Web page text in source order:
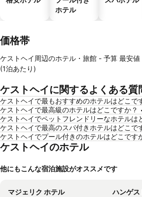
ホテル
価格帯
ケストヘイ周辺のホテル・旅館 - 予算 最安値
(1泊あたり)
ケストヘイに関するよくある質
ケストヘイで最もおすすめのホテルはどこで
ケストヘイで最高級のホテルはどこですか？
ケストヘイでペットフレンドリーなホテルは
ケストヘイで最高のスパ付きホテルはどこで
ケストヘイでプール付きのホテルはどこです
ケストヘイのホテル
他にもこんな宿泊施設がオススメです
マジェリク ホテル
ハンゲス